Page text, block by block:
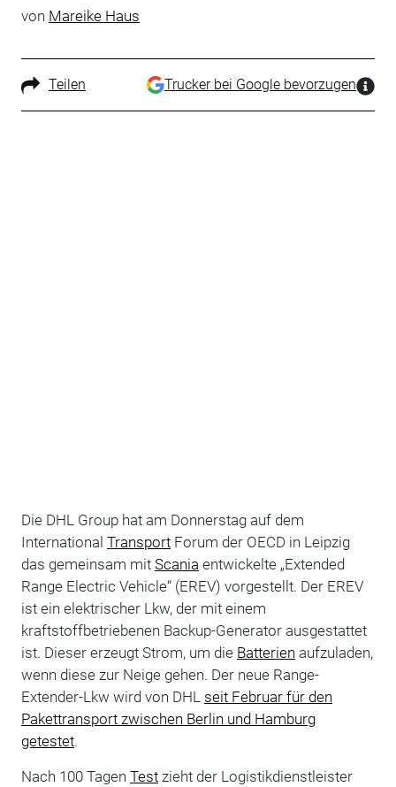
von Mareike Haus
Teilen Trucker bei Google bevorzugen
Die DHL Group hat am Donnerstag auf dem
International TransportForum der OECD in Leipzig
das gemeinsam mit Scania entwickelte „Extended
Range Electric Vehicle“ (EREV) vorgestellt. Der EREV
ist ein elektrischer Lkw, der mit einem
kraftstoffbetriebenen Backup-Generator ausgestattet
ist. Dieser erzeugt Strom, um die Batterien aufzuladen,
wenn diese zur Neige gehen. Der neue Range-
Extender-Lkw wird von DHL seit Februar für den
Pakettransport zwischen Berlin und Hamburg
getestet.
Nach 100 Tagen Testzieht der Logistikdienstleister